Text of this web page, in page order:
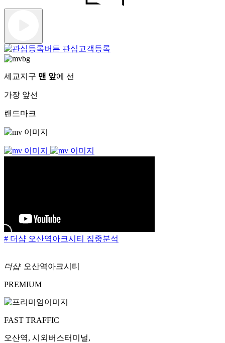
관심고객등록
세교지구 맨 앞에 선
가장 앞선
랜드마크
# 더샵 오산역아크시티 집중분석
더샵 오산역아크시티
PREMIUM
FAST TRAFFIC
오산역, 시외버스터미널,